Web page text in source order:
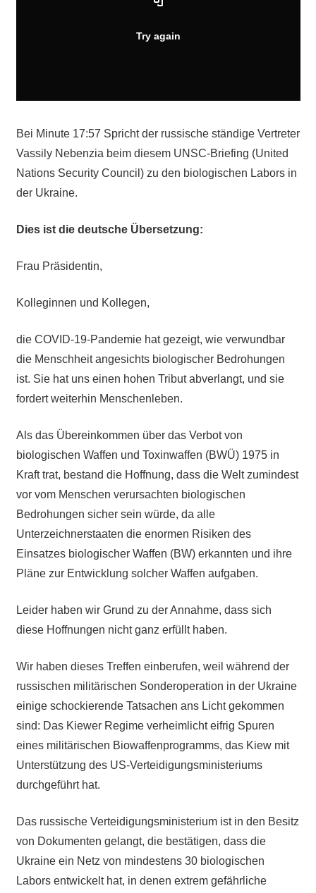
Bei Minute 17:57 Spricht der russische ständige Vertreter
Vassily Nebenzia beim diesem UNSC-Briefing (United
Nations Security Council) zu den biologischen Labors in
der Ukraine.
Dies ist die deutsche Übersetzung:
Frau Präsidentin,
Kolleginnen und Kollegen,
die COVID-19-Pandemie hat gezeigt, wie verwundbar
die Menschheit angesichts biologischer Bedrohungen
ist. Sie hat uns einen hohen Tribut abverlangt, und sie
fordert weiterhin Menschenleben.
Als das Übereinkommen über das Verbot von
biologischen Waffen und Toxinwaffen (BWÜ) 1975 in
Kraft trat, bestand die Hoffnung, dass die Welt zumindest
vor vom Menschen verursachten biologischen
Bedrohungen sicher sein würde, da alle
Unterzeichnerstaaten die enormen Risiken des
Einsatzes biologischer Waffen (BW) erkannten und ihre
Pläne zur Entwicklung solcher Waffen aufgaben.
Leider haben wir Grund zu der Annahme, dass sich
diese Hoffnungen nicht ganz erfüllt haben.
Wir haben dieses Treffen einberufen, weil während der
russischen militärischen Sonderoperation in der Ukraine
einige schockierende Tatsachen ans Licht gekommen
sind: Das Kiewer Regime verheimlicht eifrig Spuren
eines militärischen Biowaffenprogramms, das Kiew mit
Unterstützung des US-Verteidigungsministeriums
durchgeführt hat.
Das russische Verteidigungsministerium ist in den Besitz
von Dokumenten gelangt, die bestätigen, dass die
Ukraine ein Netz von mindestens 30 biologischen
Labors entwickelt hat, in denen extrem gefährliche